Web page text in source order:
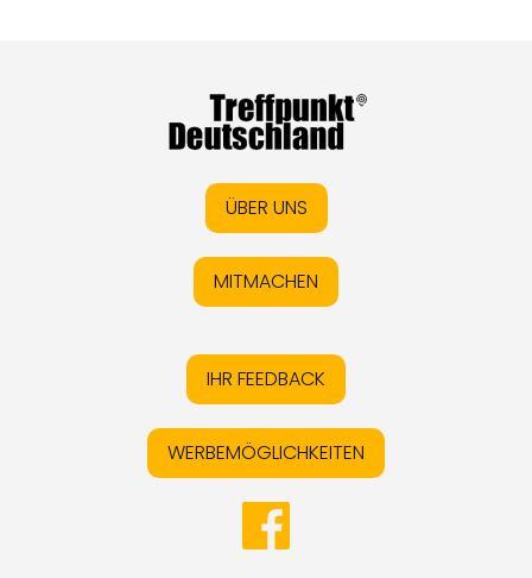
ÜBER UNS
MITMACHEN
IHR FEEDBACK
WERBEMÖGLICHKEITEN